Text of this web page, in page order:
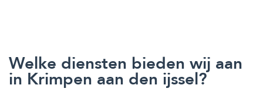
Welke diensten bieden wij aan
in Krimpen aan den ijssel?